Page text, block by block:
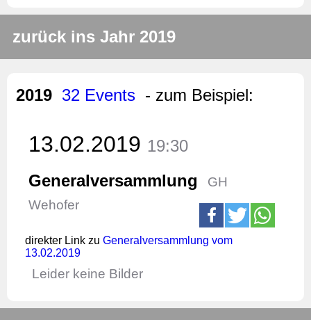
zurück ins Jahr 2019
2019 32 Events - zum Beispiel:
13.02.2019 19:30
Generalversammlung
GH
Wehofer
direkter Link zu Generalversammlung vom
13.02.2019
Leider keine Bilder